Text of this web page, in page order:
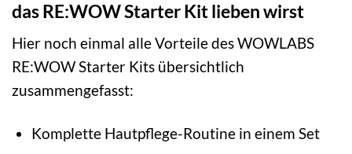
das RE:WOW Starter Kit lieben wirst
Hier noch einmal alle Vorteile des WOWLABS
RE:WOW Starter Kits übersichtlich
zusammengefasst:
Komplette Hautpflege-Routine in einem Set